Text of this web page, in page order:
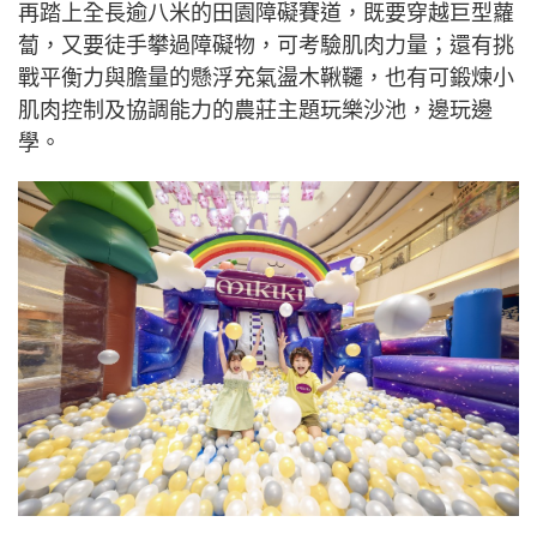
再踏上全長逾八米的田園障礙賽道，既要穿越巨型蘿
蔔，又要徒手攀過障礙物，可考驗肌肉力量；還有挑
戰平衡力與膽量的懸浮充氣盪木鞦韆，也有可鍛煉小
肌肉控制及協調能力的農莊主題玩樂沙池，邊玩邊
學。